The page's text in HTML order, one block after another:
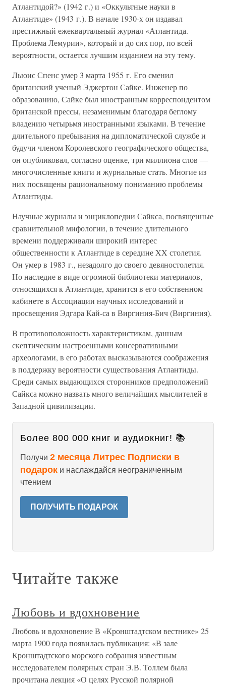
Атлантидой?» (1942 г.) и «Оккультные науки в
Атлантиде» (1943 г.). В начале 1930-х он издавал
престижный ежеквартальный журнал «Атлантида.
Проблема Лемурии», который и до сих пор, по всей
вероятности, остается лучшим изданием на эту тему.
Льюис Спенс умер 3 марта 1955 г. Его сменил
британский ученый Эджертон Сайке. Инженер по
образованию, Сайке был иностранным корреспондентом
британской прессы, незаменимым благодаря беглому
владению четырьмя иностранными языками. В течение
длительного пребывания на дипломатической службе и
будучи членом Королевского географического общества,
он опубликовал, согласно оценке, три миллиона слов —
многочисленные книги и журнальные стать. Многие из
них посвящены рациональному пониманию проблемы
Атлантиды.
Научные журналы и энциклопедии Сайкса, посвященные
сравнительной мифологии, в течение длительного
времени поддерживали широкий интерес
общественности к Атлантиде в середине XX столетия.
Он умер в 1983 г., незадолго до своего девяностолетия.
Но наследие в виде огромной библиотеки материалов,
относящихся к Атлантиде, хранится в его собственном
кабинете в Ассоциации научных исследований и
просвещения Эдгара Кай-са в Виргиния-Бич (Виргиния).
В противоположность характеристикам, данным
скептическим настроенными консервативными
археологами, в его работах высказываются соображения
в поддержку вероятности существования Атлантиды.
Среди самых выдающихся сторонников предположений
Сайкса можно назвать много величайших мыслителей в
Западной цивилизации.
Более 800 000 книг и аудиокниг! 📚
Получи 2 месяца Литрес Подписки в
подарок и наслаждайся неограниченным
чтением
ПОЛУЧИТЬ ПОДАРОК
Читайте также
Любовь и вдохновение
Любовь и вдохновение В «Кронштадтском вестнике» 25
марта 1900 года появилась публикация: «В зале
Кронштадтского морского собрания известным
исследователем полярных стран Э.В. Толлем была
прочитана лекция «О целях Русской полярной